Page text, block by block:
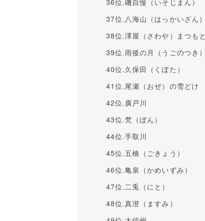
37位.八海山（はっかいざん）
38位.澤屋（さわや）まつもと
39位.雨後の月（うごのつき）
40位.久保田（くぼた）
41位.尾瀬（おぜ）の雪どけ
42位.廣戸川
43位.梵（ぼん）
44位.手取川
45位.五橋（ごきょう）
46位.亀泉（かめいずみ）
47位.二兎（にと）
48位.真澄（ますみ）